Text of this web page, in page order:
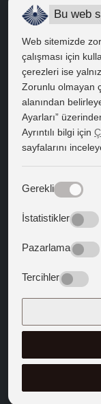
Sabiha Gökçen
HIZLI ERİŞİM
Bilgi Edinme
Bilgi Paketi
Kapadokya Eduroam
Batıya Yön Veren
Bu web
Web sitemizde
çalışması için
çerezleri ise
Zorunlu olmayan
alanından
Ayarları”
Ayrıntılı bilgi için
sayfalarını
Gerekli
İstatistikler
Pazarlama
Tercihler